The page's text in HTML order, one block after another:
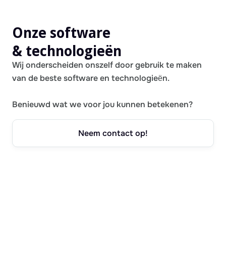
Onze software
& technologieën
Wij onderscheiden onszelf door gebruik te maken
van de beste software en technologieën.
Benieuwd wat we voor jou kunnen betekenen?
Neem contact op!